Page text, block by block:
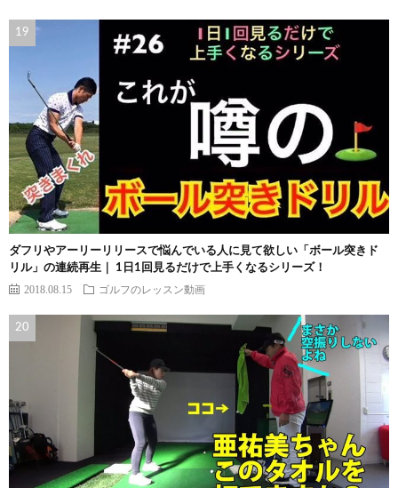
ダフリやアーリーリリースで悩んでいる人に見て欲しい「ボール突きド
リル」の連続再生｜ 1日1回見るだけで上手くなるシリーズ！
2018.08.15 ゴルフのレッスン動画